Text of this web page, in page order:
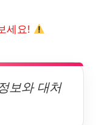
세요!
보와 대처